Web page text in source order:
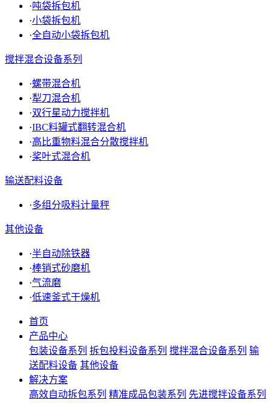
·吨袋拆包机
·小袋拆包机
·全自动小袋拆包机
搅拌混合设备系列
·螺带混合机
·犁刀混合机
·双行星动力搅拌机
·IBC料罐式翻转混合机
·高比重物料混合分散搅拌机
·桨叶式混合机
输送配料设备
·多组分吸料计量秤
其他设备
·半自动除铁器
·棒销式砂磨机
·气流磨
·低速釜式干燥机
首页
产品中心
包装设备系列 拆包投料设备系列 搅拌混合设备系列 输
送配料设备 其他设备
解决方案
高效自动拆包系列 精准成品包装系列 先进搅拌设备系列